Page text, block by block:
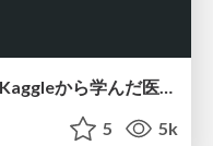
[第4回 全国医療AIコンテスト] Kaggleから学んだ医療画像データ解析の取り組み方
5 5k